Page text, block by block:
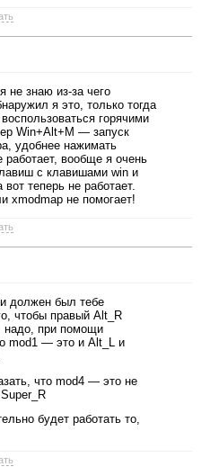
не знаю из-за чего
я это, только тогда
горячими
Win+Alt+M — запуск
удобнее нажимать
работает, вообще я очень
с клавишами win и
теперь не работает.
xmodmap не помогает!
должен был тебе
чтобы правый Alt_R
надо, при помощи
mod1 — это и Alt_L и
что mod4 — это не
будет работать то,